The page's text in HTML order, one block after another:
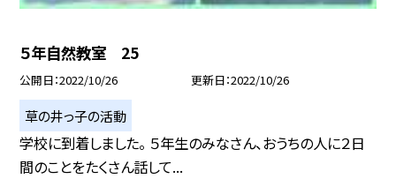
５年自然教室 25
公開日 2022/10/26 更新日 2022/10/26
草の井っ子の活動
学校に到着しました。 ５年生のみなさん、おうちの人に２日
間のことをたくさん話して...